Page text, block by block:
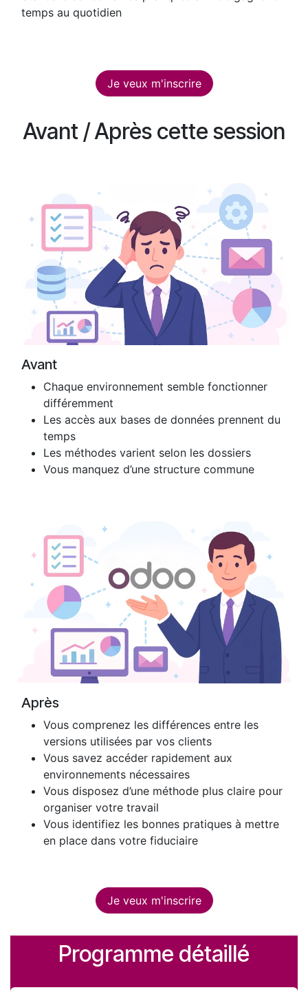
temps au quotidien
Je veux m'inscrire
Avant / Après cette session
Avant
Chaque environnement semble fonctionner
différemment
Les accès aux bases de données prennent du
temps
Les méthodes varient selon les dossiers
Vous manquez d’une structure commune
Après
Vous comprenez les différences entre les
versions utilisées par vos clients
Vous savez accéder rapidement aux
environnements nécessaires
Vous disposez d’une méthode plus claire pour
organiser votre travail
Vous identifiez les bonnes pratiques à mettre
en place dans votre fiduciaire
Je veux m'inscrire
Programme détaillé